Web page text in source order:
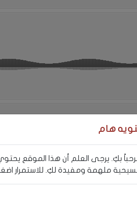
هام
بكِ. يرجى العلم أن هذا الموقع
ملهمة ومفيدة لكِ. للاستمرار